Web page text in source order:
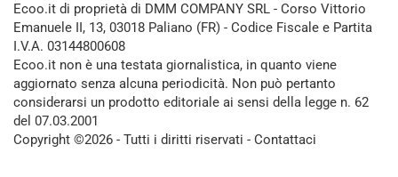
Ecoo.it di proprietà di DMM COMPANY SRL - Corso Vittorio
Emanuele II, 13, 03018 Paliano (FR) - Codice Fiscale e Partita
I.V.A. 03144800608
Ecoo.it non è una testata giornalistica, in quanto viene
aggiornato senza alcuna periodicità. Non può pertanto
considerarsi un prodotto editoriale ai sensi della legge n. 62
del 07.03.2001
Copyright ©2026 - Tutti i diritti riservati - Contattaci